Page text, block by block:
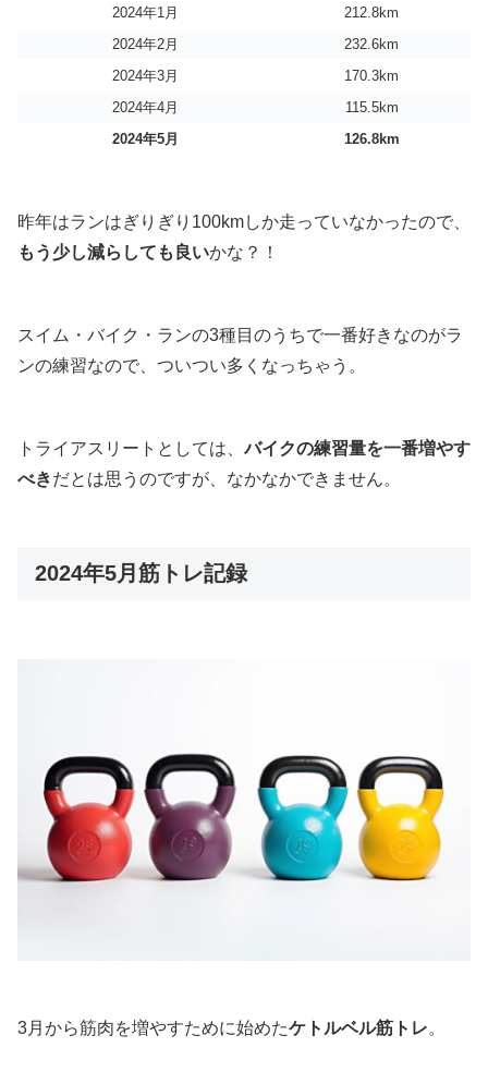
2024年1月
212.8km
2024年2月
232.6km
2024年3月
170.3km
2024年4月
115.5km
2024年5月
126.8km
昨年はランはぎりぎり100kmしか走っていなかったので、
もう少し減らしても良いかな？！
スイム・バイク・ランの3種目のうちで一番好きなのがラ
ンの練習なので、ついつい多くなっちゃう。
トライアスリートとしては、バイクの練習量を一番増やす
べきだとは思うのですが、なかなかできません。
2024年5月筋トレ記録
3月から筋肉を増やすために始めたケトルベル筋トレ。